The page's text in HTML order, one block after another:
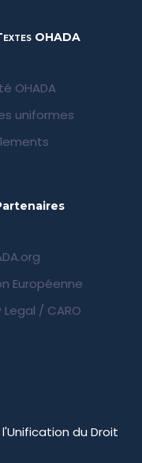
OHADA
OHADA
uniformes
Européenne
Legal / CARO
du Droit